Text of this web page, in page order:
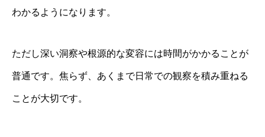
わかるようになります。
ただし深い洞察や根源的な変容には時間がかかることが
普通です。焦らず、あくまで日常での観察を積み重ねる
ことが大切です。